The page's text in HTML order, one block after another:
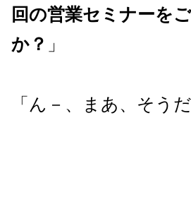
回の営業セミナーを
か？ 」
「ん－、まあ、そうだ